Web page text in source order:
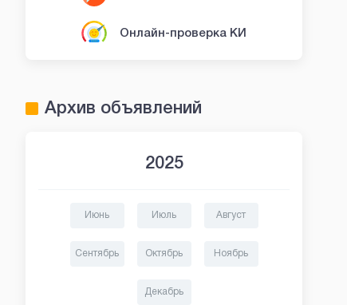
Онлайн-проверка КИ
Архив объявлений
2025
Июнь Июль Август
Сентябрь Октябрь Ноябрь
Декабрь